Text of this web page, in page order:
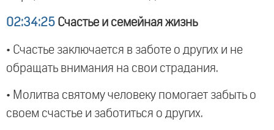
02:34:25 Счастье и семейная жизнь
• Счастье заключается в заботе о других и не
обращать внимания на свои страдания.
• Молитва святому человеку помогает забыть о
своем счастье и заботиться о других.